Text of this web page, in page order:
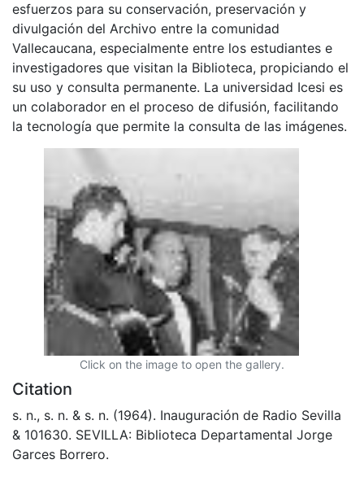
esfuerzos para su conservación, preservación y
divulgación del Archivo entre la comunidad
Vallecaucana, especialmente entre los estudiantes e
investigadores que visitan la Biblioteca, propiciando el
su uso y consulta permanente. La universidad Icesi es
un colaborador en el proceso de difusión, facilitando
la tecnología que permite la consulta de las imágenes.
Click on the image to open the gallery.
Citation
s. n., s. n. & s. n. (1964). Inauguración de Radio Sevilla
& 101630. SEVILLA: Biblioteca Departamental Jorge
Garces Borrero.